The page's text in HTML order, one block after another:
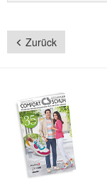
Zurück